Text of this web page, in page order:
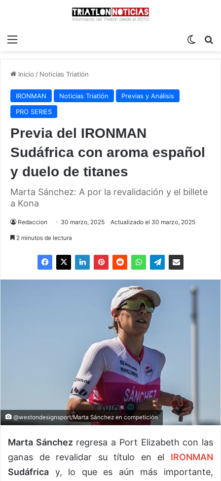
Inicio / Noticias Triatlón
IRONMAN Noticias Triatlón
Previas y Análisis
PRO SERIES
Previa del IRONMAN
Sudáfrica con aroma español
y duelo de titanes
Marta Sánchez: A por la revalidación y el billete
a Kona
Redaccion 30 marzo, 2025 Actualizado el 30 marzo, 2025
2 minutos de lectura
@westondesignsport/Marta Sánchez en competición
Marta Sánchez regresa a Port Elizabeth con las
ganas de revalidar su título en el IRONMAN
Sudáfrica y, lo que es aún más importante,